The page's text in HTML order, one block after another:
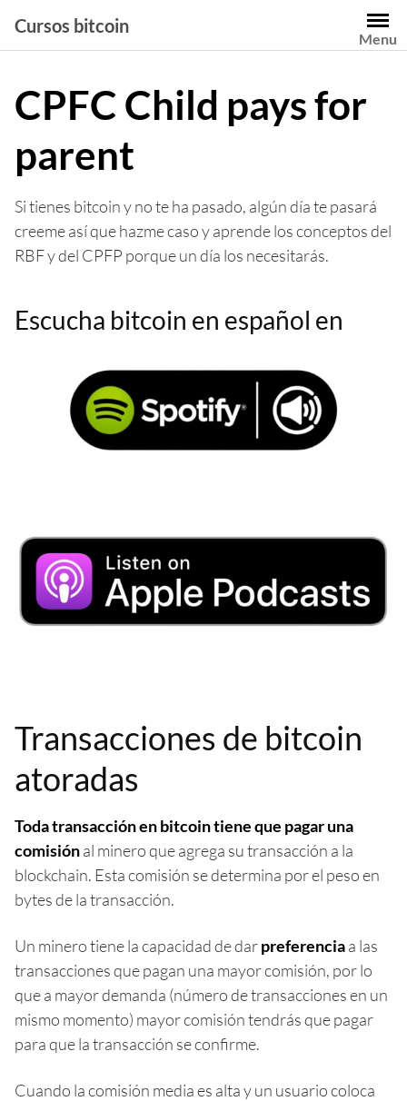
contenido
Cursos bitcoin
Menu
CPFC Child pays for
parent
Si tienes bitcoin y no te ha pasado, algún día te pasará
creeme así que hazme caso y aprende los conceptos del
RBF y del CPFP porque un día los necesitarás.
Escucha bitcoin en español en
Transacciones de bitcoin
atoradas
Toda transacción en bitcoin tiene que pagar una
comisiónal minero que agrega su transacción a la
blockchain. Esta comisión se determina por el peso en
bytes de la transacción.
Un minero tiene la capacidad de darpreferenciaa las
transacciones que pagan una mayor comisión, por lo
que a mayor demanda (número de transacciones en un
mismo momento) mayor comisión tendrás que pagar
para que la transacción se confirme.
Cuando la comisión media es alta y un usuario coloca